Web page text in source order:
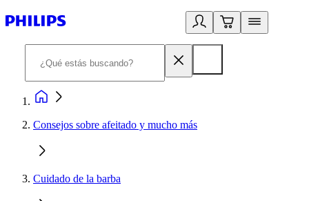
Consejos sobre afeitado y mucho más
Cuidado de la barba